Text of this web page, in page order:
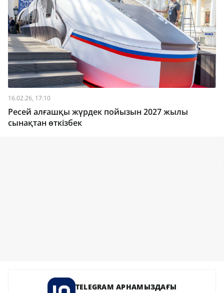
16.02.26, 17:10
Ресей алғашқы жүрдек пойызын 2027 жылы
сынақтан өткізбек